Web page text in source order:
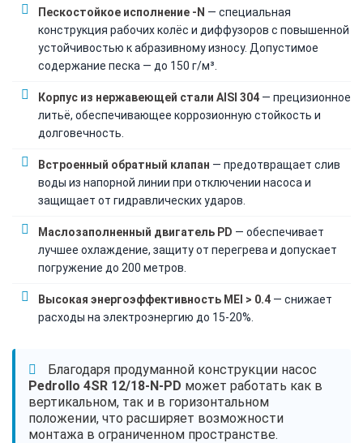
Пескостойкое исполнение -N — специальная
конструкция рабочих колёс и диффузоров с повышенной
устойчивостью к абразивному износу. Допустимое
содержание песка — до 150 г/м³.
Корпус из нержавеющей стали AISI 304 — прецизионное
литьё, обеспечивающее коррозионную стойкость и
долговечность.
Встроенный обратный клапан — предотвращает слив
воды из напорной линии при отключении насоса и
защищает от гидравлических ударов.
Маслозаполненный двигатель PD — обеспечивает
лучшее охлаждение, защиту от перегрева и допускает
погружение до 200 метров.
Высокая энергоэффективность MEI > 0.4 — снижает
расходы на электроэнергию до 15-20%.
Благодаря продуманной конструкции насос
Pedrollo 4SR 12/18-N-PD может работать как в
вертикальном, так и в горизонтальном
положении, что расширяет возможности
монтажа в ограниченном пространстве.